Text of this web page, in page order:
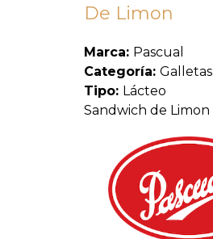
De Limon
Marca: Pascual
Categoría: Galletas
Tipo: Lácteo
Sandwich de Limon